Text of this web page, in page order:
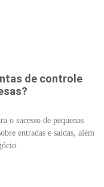
de controle
o sucesso de pequenas
entradas e saídas, além